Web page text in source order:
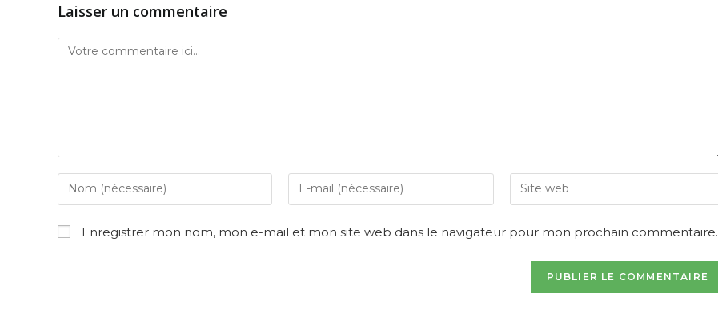
Laisser un commentaire
Comment
Enter
your
or
Enter
your
Enter
your
URL
(optional)
Enregistrer mon nom, mon e-mail et mon site web dans le navigateur pour mon prochain commentaire.